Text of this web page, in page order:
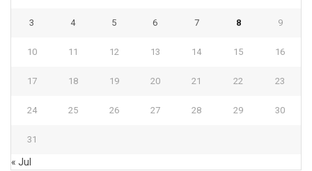
3 4 5 6 7 8 9
10 11 12 13 14 15 16
17 18 19 20 21 22 23
24 25 26 27 28 29 30
31
« Jul